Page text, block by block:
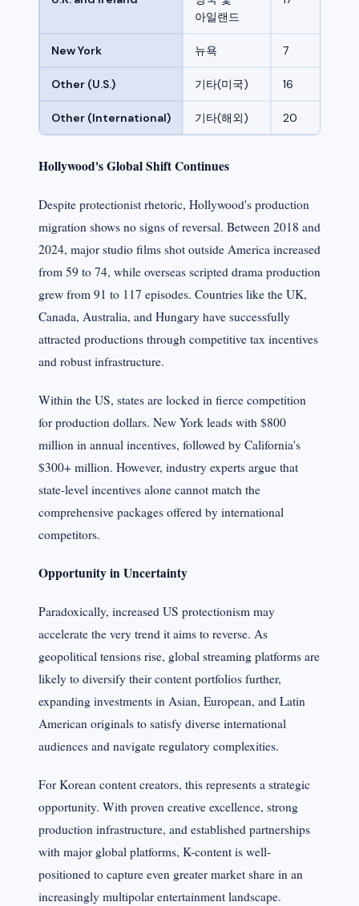
아일랜드
New York 뉴욕 7
Other (U.S.) 기타(미국) 16
Other (International) 기타(해외) 20
Hollywood's Global Shift Continues
Despite protectionist rhetoric, Hollywood's production
migration shows no signs of reversal. Between 2018 and
2024, major studio films shot outside America increased
from 59 to 74, while overseas scripted drama production
grew from 91 to 117 episodes. Countries like the UK,
Canada, Australia, and Hungary have successfully
attracted productions through competitive tax incentives
and robust infrastructure.
Within the US, states are locked in fierce competition
for production dollars. New York leads with $800
million in annual incentives, followed by California's
$300+ million. However, industry experts argue that
state-level incentives alone cannot match the
comprehensive packages offered by international
competitors.
Opportunity in Uncertainty
Paradoxically, increased US protectionism may
accelerate the very trend it aims to reverse. As
geopolitical tensions rise, global streaming platforms are
likely to diversify their content portfolios further,
expanding investments in Asian, European, and Latin
American originals to satisfy diverse international
audiences and navigate regulatory complexities.
For Korean content creators, this represents a strategic
opportunity. With proven creative excellence, strong
production infrastructure, and established partnerships
with major global platforms, K-content is well-
positioned to capture even greater market share in an
increasingly multipolar entertainment landscape.